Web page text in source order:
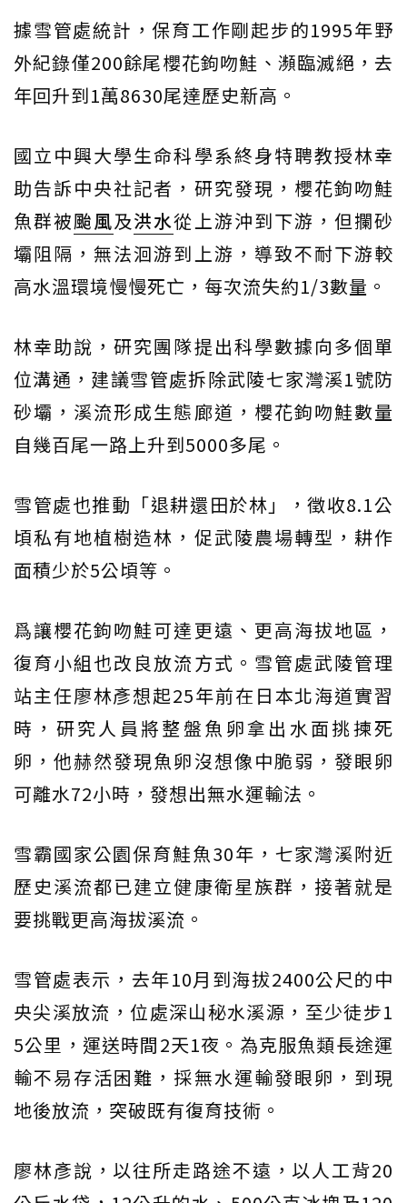
據雪管處統計，保育工作剛起步的1995年野
外紀錄僅200餘尾櫻花鉤吻鮭、瀕臨滅絕，去
年回升到1萬8630尾達歷史新高。
國立中興大學生命科學系終身特聘教授林幸
助告訴中央社記者，研究發現，櫻花鉤吻鮭
魚群被颱風及洪水從上游沖到下游，但攔砂
壩阻隔，無法洄游到上游，導致不耐下游較
高水溫環境慢慢死亡，每次流失約1/3數量。
林幸助說，研究團隊提出科學數據向多個單
位溝通，建議雪管處拆除武陵七家灣溪1號防
砂壩，溪流形成生態廊道，櫻花鉤吻鮭數量
自幾百尾一路上升到5000多尾。
雪管處也推動「退耕還田於林」，徵收8.1公
頃私有地植樹造林，促武陵農場轉型，耕作
面積少於5公頃等。
爲讓櫻花鉤吻鮭可達更遠、更高海拔地區，
復育小組也改良放流方式。雪管處武陵管理
站主任廖林彥想起25年前在日本北海道實習
時，研究人員將整盤魚卵拿出水面挑揀死
卵，他赫然發現魚卵沒想像中脆弱，發眼卵
可離水72小時，發想出無水運輸法。
雪霸國家公園保育鮭魚30年，七家灣溪附近
歷史溪流都已建立健康衛星族群，接著就是
要挑戰更高海拔溪流。
雪管處表示，去年10月到海拔2400公尺的中
央尖溪放流，位處深山秘水溪源，至少徒步1
5公里，運送時間2天1夜。為克服魚類長途運
輸不易存活困難，採無水運輸發眼卵，到現
地後放流，突破既有復育技術。
廖林彥說，以往所走路途不遠，以人工背20